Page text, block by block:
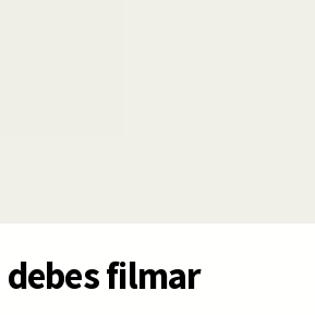
debes filmar